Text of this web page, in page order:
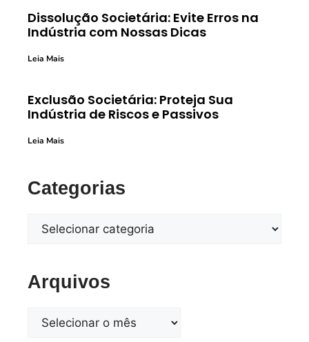
Dissolução Societária: Evite Erros na
Indústria com Nossas Dicas
Leia Mais
Exclusão Societária: Proteja Sua
Indústria de Riscos e Passivos
Leia Mais
Categorias
Arquivos